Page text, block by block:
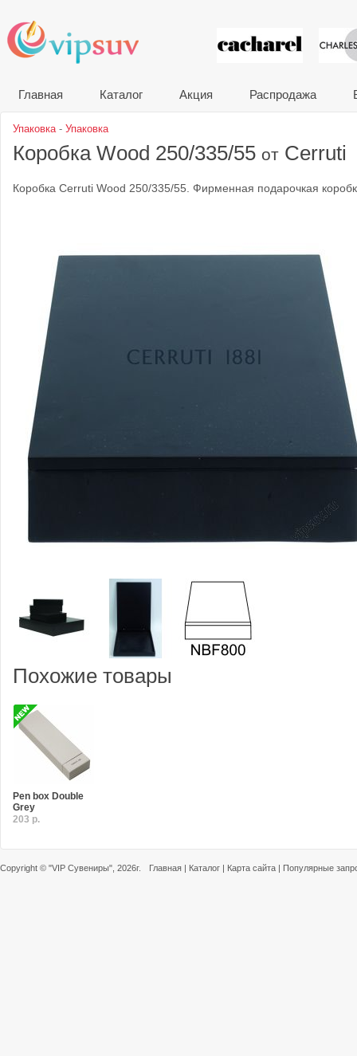
VIP
Главная Каталог Акция Распродажа
Упаковка- Упаковка
Коробка Wood 250/335/55 от Cerruti
Коробка Cerruti Wood 250/335/55. Фирменная подарочкая
Похожие товары
Pen box Double
Grey
203 р.
Copyright © "VIP Сувениры" , 2026г. Главная | Каталог | Карта сайта | Популярные